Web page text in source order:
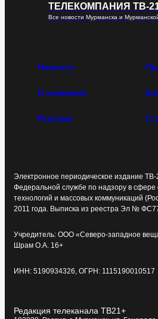
ТЕЛЕКОМПАНИЯ ТВ-
Все новости Мурманска и
Новости
О компании
Реклама
Электронное периодическое издание ТВ-
Федеральной службе по надзору в
технологий и массовых коммуникаций
2011 года. Выписка из реестра Эл №
Учредитель: ООО «Северо-западное
Шрам О.А. 16+
ИНН: 5190934326, ОГРН: 1115190010517
Редакция телеканала ТВ21+